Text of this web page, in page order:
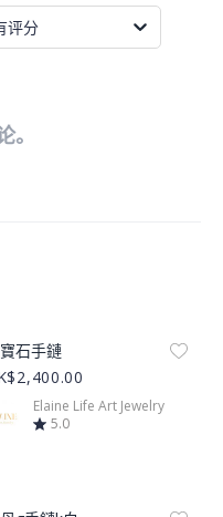
评分
。
Image
石手鏈
Elaine Life Art Jewelry
5.0
Image